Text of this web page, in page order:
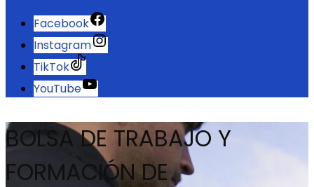
Facebook
Instagram
TikTok
YouTube
BOLSA DE TRABAJO Y
FORMACIÓN DE